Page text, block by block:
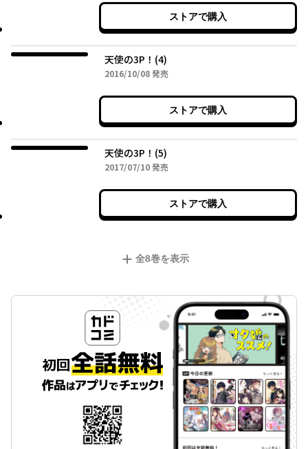
ストアで購入
天使の3P！(4)
2016/10/082016年10月08日
発売
ストアで購入
天使の3P！(5)
2017/07/102017年07月10日
発売
ストアで購入
全8巻を表示